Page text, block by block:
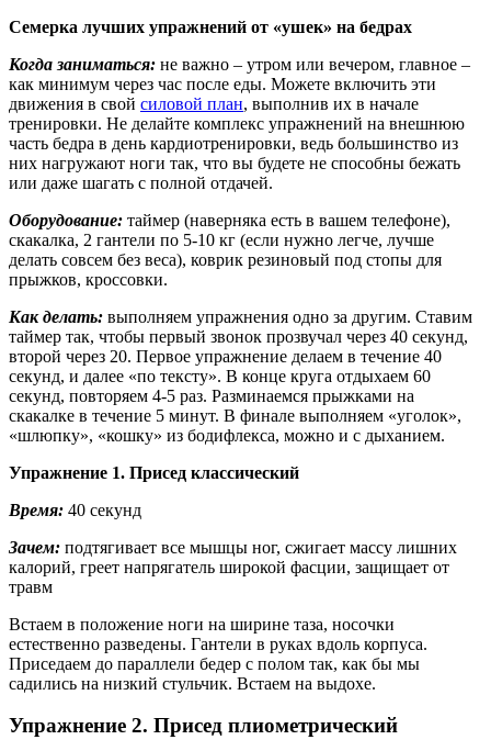
Семерка лучших упражнений от «ушек» на бедрах
Когда заниматься: не важно – утром или вечером, главное –
как минимум через час после еды. Можете включить эти
движения в свой силовой план, выполнив их в начале
тренировки. Не делайте комплекс упражнений на внешнюю
часть бедра в день кардиотренировки, ведь большинство из
них нагружают ноги так, что вы будете не способны бежать
или даже шагать с полной отдачей.
Оборудование: таймер (наверняка есть в вашем телефоне),
скакалка, 2 гантели по 5-10 кг (если нужно легче, лучше
делать совсем без веса), коврик резиновый под стопы для
прыжков, кроссовки.
Как делать: выполняем упражнения одно за другим. Ставим
таймер так, чтобы первый звонок прозвучал через 40 секунд,
второй через 20. Первое упражнение делаем в течение 40
секунд, и далее «по тексту». В конце круга отдыхаем 60
секунд, повторяем 4-5 раз. Разминаемся прыжками на
скакалке в течение 5 минут. В финале выполняем «уголок»,
«шлюпку», «кошку» из бодифлекса, можно и с дыханием.
Упражнение 1. Присед классический
Время: 40 секунд
Зачем: подтягивает все мышцы ног, сжигает массу лишних
калорий, греет напрягатель широкой фасции, защищает от
травм
Встаем в положение ноги на ширине таза, носочки
естественно разведены. Гантели в руках вдоль корпуса.
Приседаем до параллели бедер с полом так, как бы мы
садились на низкий стульчик. Встаем на выдохе.
Упражнение 2. Присед плиометрический